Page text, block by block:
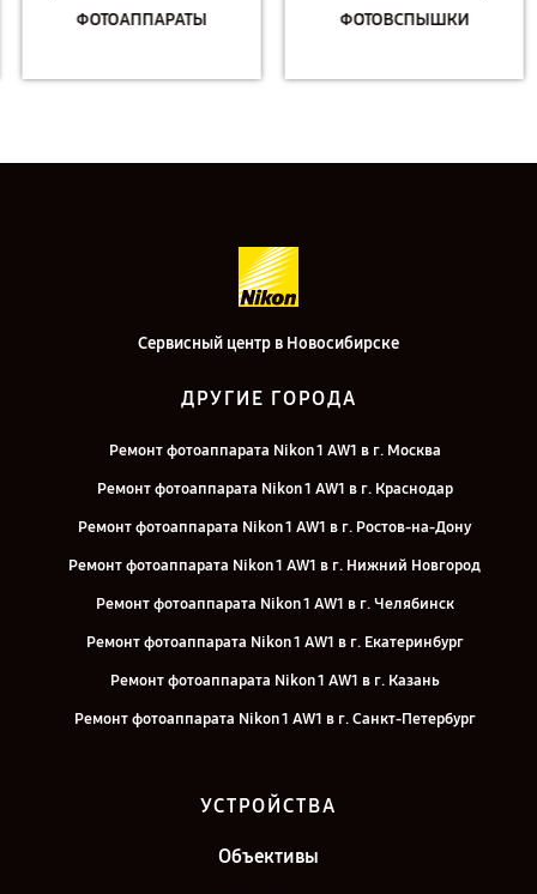
ФОТОАППАРАТЫ ФОТОВСПЫШКИ
Сервисный центр в Новосибирске
ДРУГИЕ ГОРОДА
Ремонт фотоаппарата Nikon 1 AW1 в г. Москва
Ремонт фотоаппарата Nikon 1 AW1 в г. Краснодар
Ремонт фотоаппарата Nikon 1 AW1 в г. Ростов-на-Дону
Ремонт фотоаппарата Nikon 1 AW1 в г. Нижний Новгород
Ремонт фотоаппарата Nikon 1 AW1 в г. Челябинск
Ремонт фотоаппарата Nikon 1 AW1 в г. Екатеринбург
Ремонт фотоаппарата Nikon 1 AW1 в г. Казань
Ремонт фотоаппарата Nikon 1 AW1 в г. Санкт-Петербург
УСТРОЙСТВА
Объективы